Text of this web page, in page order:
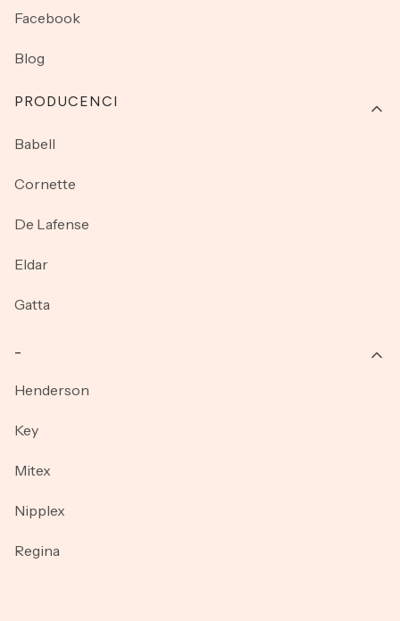
Facebook
Blog
PRODUCENCI
Babell
Cornette
De Lafense
Eldar
Gatta
Henderson
Key
Mitex
Nipplex
Regina